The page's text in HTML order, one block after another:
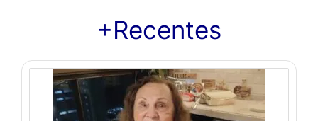
+Recentes